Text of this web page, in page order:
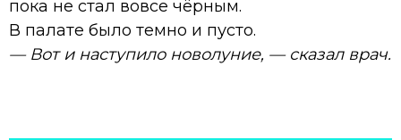
пока не стал вовсе чёрным.
В палате было темно и пусто.
— Вот и наступило новолуние, — сказал врач.